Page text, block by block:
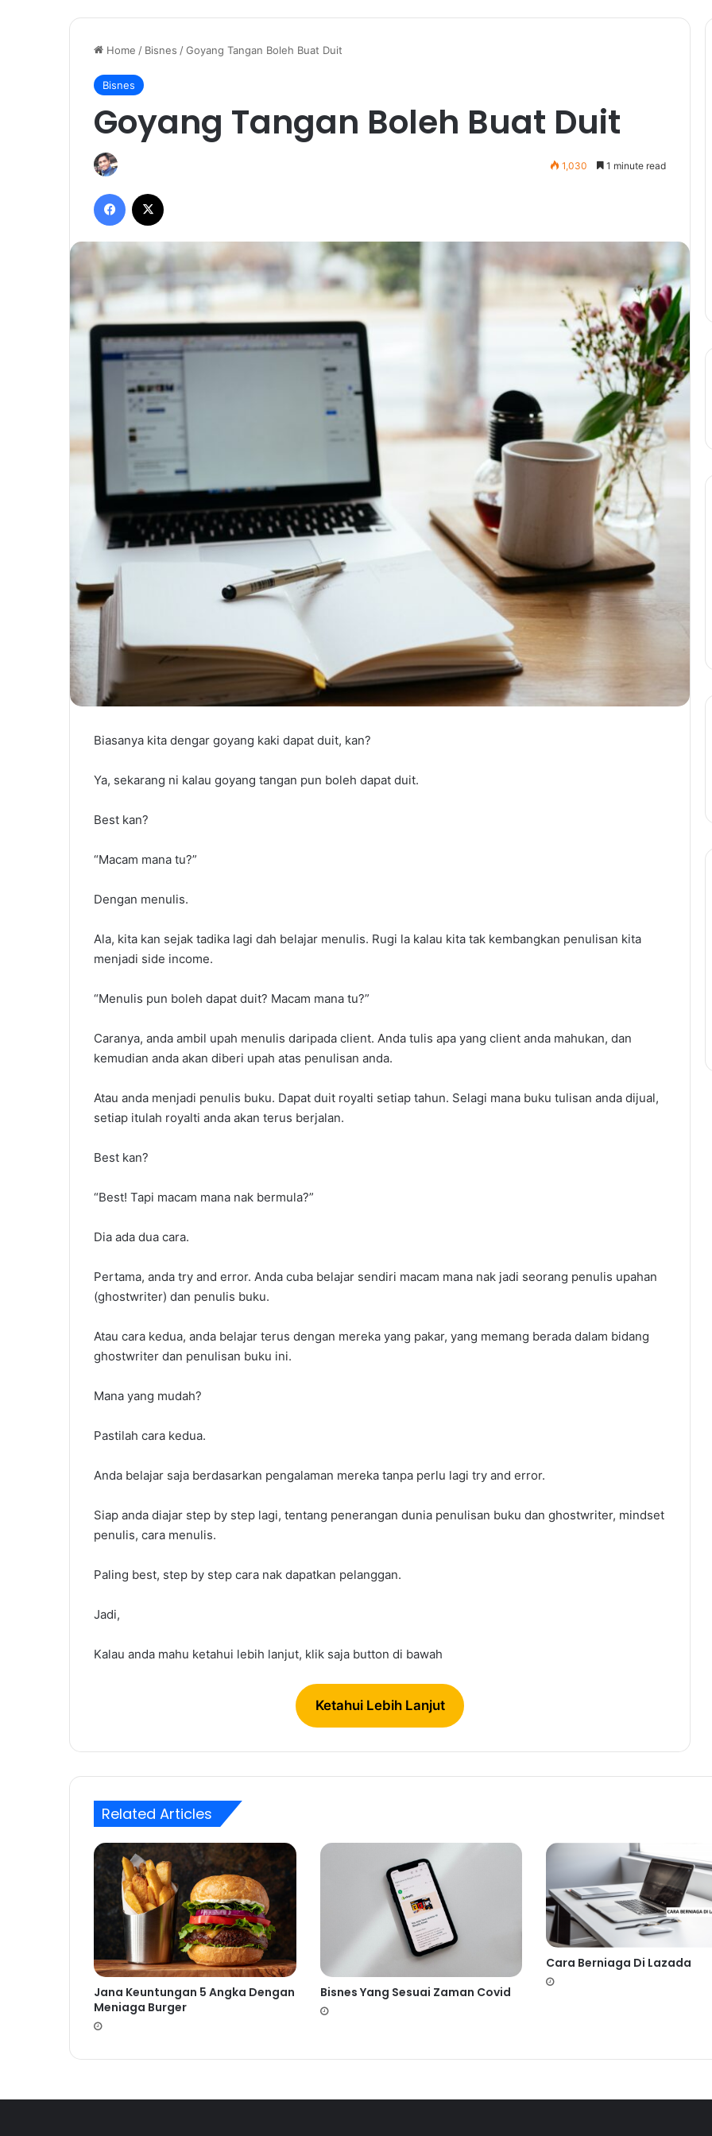
Home / Bisnes /Goyang Tangan Boleh Buat Duit
Bisnes
Goyang Tangan Boleh Buat Duit
1,030 1 minute read
Facebook
Biasanya kita dengar goyang kaki dapat duit, kan?
Ya, sekarang ni kalau goyang tangan pun boleh dapat duit.
Best kan?
“Macam mana tu?”
Dengan menulis.
Ala, kita kan sejak tadika lagi dah belajar menulis. Rugi la kalau kita tak kembangkan penulisan kita
menjadi side income.
“Menulis pun boleh dapat duit? Macam mana tu?”
Caranya, anda ambil upah menulis daripada client. Anda tulis apa yang client anda mahukan, dan
kemudian anda akan diberi upah atas penulisan anda.
Atau anda menjadi penulis buku. Dapat duit royalti setiap tahun. Selagi mana buku tulisan anda dijual,
setiap itulah royalti anda akan terus berjalan.
Best kan?
“Best! Tapi macam mana nak bermula?”
Dia ada dua cara.
Pertama, anda try and error. Anda cuba belajar sendiri macam mana nak jadi seorang penulis upahan
(ghostwriter) dan penulis buku.
Atau cara kedua, anda belajar terus dengan mereka yang pakar, yang memang berada dalam bidang
ghostwriter dan penulisan buku ini.
Mana yang mudah?
Pastilah cara kedua.
Anda belajar saja berdasarkan pengalaman mereka tanpa perlu lagi try and error.
Siap anda diajar step by step lagi, tentang penerangan dunia penulisan buku dan ghostwriter, mindset
penulis, cara menulis.
Paling best, step by step cara nak dapatkan pelanggan.
Jadi,
Kalau anda mahu ketahui lebih lanjut, klik saja button di bawah
Ketahui Lebih Lanjut
Cara Settle Hutang PTPTN
Teknik
Temuduga
Menjawab
Soalan
Kerajaan: Teknik Untuk Berjaya
Temuduga dan Cara
Menjawab Soalan Popular
Dengan
Ejen Hartanah
Related Articles
Jana Keuntungan 5 Angka Dengan
Meniaga Burger
Bisnes Yang Sesuai Zaman Covid
Cara Berniaga Di Lazada